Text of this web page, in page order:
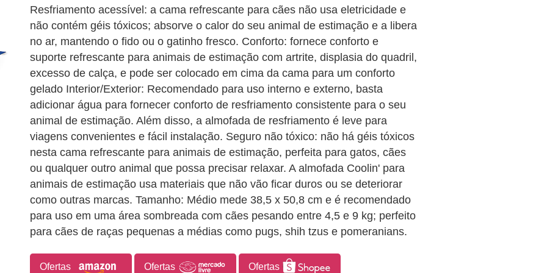
Resfriamento acessível: a cama refrescante para cães não usa eletricidade e
não contém géis tóxicos; absorve o calor do seu animal de estimação e a libera
no ar, mantendo o fido ou o gatinho fresco. Conforto: fornece conforto e
suporte refrescante para animais de estimação com artrite, displasia do quadril,
excesso de calça, e pode ser colocado em cima da cama para um conforto
gelado Interior/Exterior: Recomendado para uso interno e externo, basta
adicionar água para fornecer conforto de resfriamento consistente para o seu
animal de estimação. Além disso, a almofada de resfriamento é leve para
viagens convenientes e fácil instalação. Seguro não tóxico: não há géis tóxicos
nesta cama refrescante para animais de estimação, perfeita para gatos, cães
ou qualquer outro animal que possa precisar relaxar. A almofada Coolin' para
animais de estimação usa materiais que não vão ficar duros ou se deteriorar
como outras marcas. Tamanho: Médio mede 38,5 x 50,8 cm e é recomendado
para uso em uma área sombreada com cães pesando entre 4,5 e 9 kg; perfeito
para cães de raças pequenas a médias como pugs, shih tzus e pomeranians.
Ofertas Ofertas Ofertas